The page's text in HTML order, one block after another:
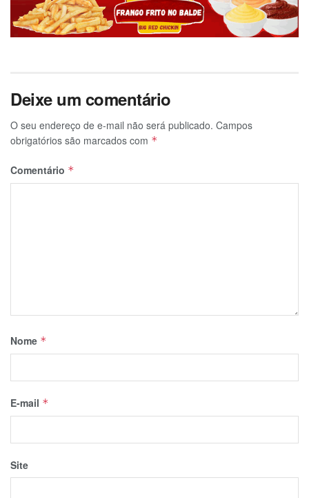
Deixe um comentário
O seu endereço de e-mail não será publicado. Campos
obrigatórios são marcados com *
Comentário *
Nome *
E-mail *
Site